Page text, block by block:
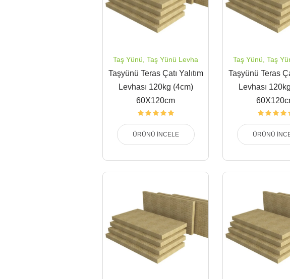
Taş Yünü ,Taş Yünü Levha
Taşyünü Teras Çatı Yalıtım
Levhası 120kg (4cm)
60X120cm
ÜRÜNÜ İNCELE
Taş Yünü ,Taş
Taşyünü Teras
Levhası
ÜRÜNÜ